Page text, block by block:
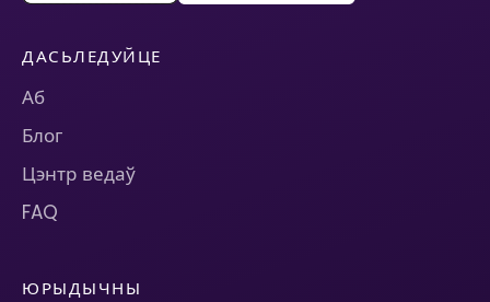
ДАСЬЛЕДУЙЦЕ
Аб
Блог
Цэнтр ведаў
FAQ
ЮРЫДЫЧНЫ